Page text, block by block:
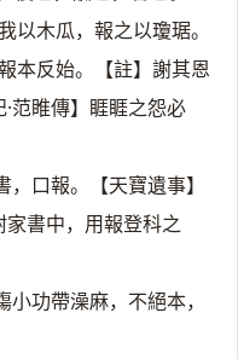
以木瓜，報之以瓊琚。
報本反始。【註】謝其恩
范睢傳】睚睚之怨必
口報。【天寶遺事】
書中，用報登科之
功帶澡麻，不絕本，